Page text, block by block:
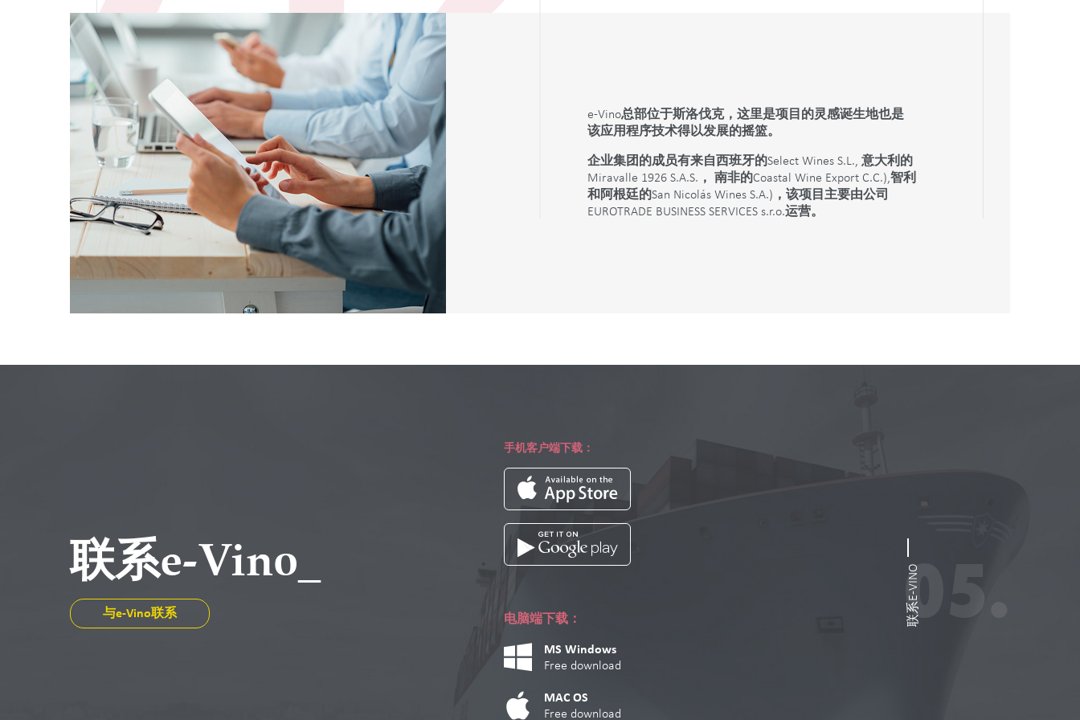
e-Vino总部位于斯洛伐克，这里是项目的灵感诞生地也是
该应用程序技术得以发展的摇篮。
企业集团的成员有来自西班牙的Select Wines S.L., 意大利的
Miravalle 1926 S.A.S. ， 南非的Coastal Wine Export C.C.),智利
和阿根廷的San Nicolás Wines S.A.) ，该项目主要由公司
EUROTRADE BUSINESS SERVICES s.r.o.运营。
05.
联系E-VINO
联系e-Vino_
与e-Vino联系
手机客户端下载：
电脑端下载：
MS Windows
Free download
MAC OS
Free download